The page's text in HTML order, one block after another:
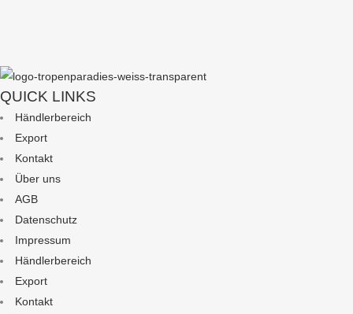
QUICK LINKS
Händlerbereich
Export
Kontakt
Über uns
AGB
Datenschutz
Impressum
Händlerbereich
Export
Kontakt